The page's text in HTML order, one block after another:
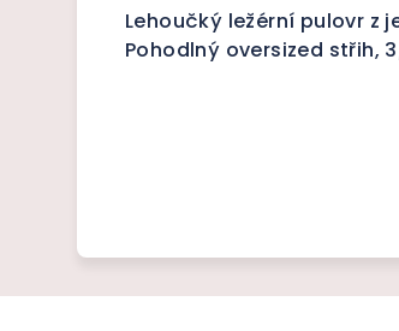
Lehoučký ležérní pulovr z
Pohodlný oversized střih,